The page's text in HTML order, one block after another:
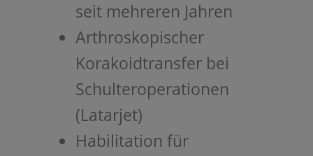
seit mehreren Jahren
Arthroskopischer
Korakoidtransfer bei
Schulteroperationen
(Latarjet)
Habilitation für